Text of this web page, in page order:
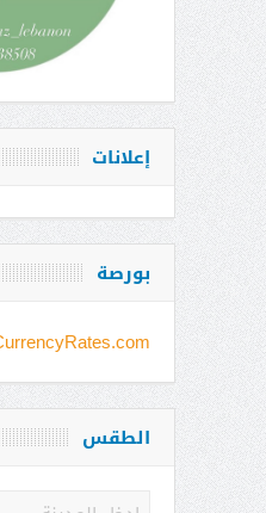
إعلانات
بورصة
الطقس